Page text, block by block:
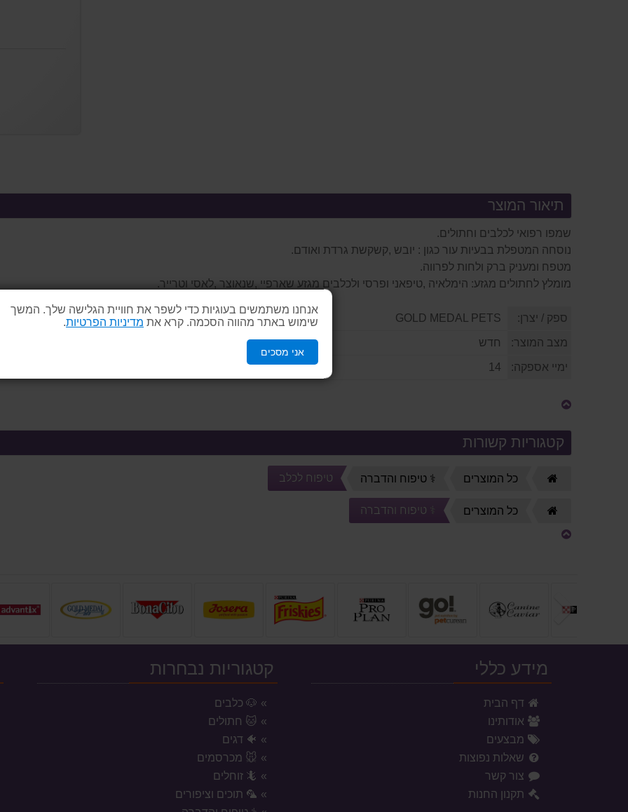
אנחנו משתמשים בעוגיות כדי לשפר את חוויית הגלישה שלך. המשך
שימוש באתר מהווה הסכמה. קרא את מדיניות הפרטיות
אני מסכים
תיאור המוצר
שמפו רפואי לכלבים וחתולים.
נוסחה המטפלת בבעיות עור כגון : יובש ,קשקשת גרדת ואודם.
מטפח ומעניק ברק ולחות לפרווה.
מומלץ לחתולים מגזע: הימלאיה ,טיפאני ופרסי ולכלבים מגזע שארפיי ,שנאוצר ,לאסי וטרייר.
ספק / יצרן:
מצב המוצר: חדש
ימיי אספקה:
קטגוריות קשורות
כל המוצרים ⚕️ טיפוח והדברה טיפוח לכלב
כל המוצרים ⚕️ טיפוח והדברה
הקודם
מידע כללי
דף הבית
אודותינו
מבצעים
שאלות נפוצות
צור קשר
תקנון החנות
קטגוריות נבחרות
🐶 כלבים
🐱 חתולים
🐠 דגים
🐭 מכרסמים
🦎 זוחלים
🦜 תוכים וציפורים